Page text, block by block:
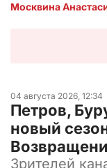
Москвина
04 августа 2026, 12:34
Петров,
новый
Зрителей